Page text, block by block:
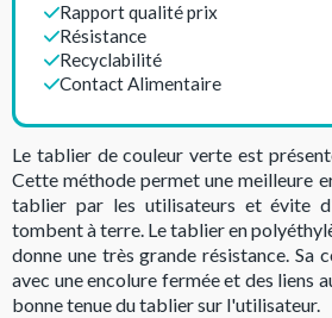
Rapport qualité prix
Résistance
Recyclabilité
Contact Alimentaire
Le tablier de couleur verte est
Cette méthode permet une meilleure
tablier par les utilisateurs et évite
tombent à terre. Le tablier en
donne une très grande résistance. Sa
avec une encolure fermée et des liens
bonne tenue du tablier sur l'utilisateur.